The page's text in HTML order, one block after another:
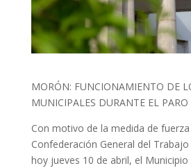
MORÓN: FUNCIONAMIENTO DE
MUNICIPALES DURANTE EL PARO
Con motivo de la medida de
Confederación General del Trabajo
hoy jueves 10 de abril, el